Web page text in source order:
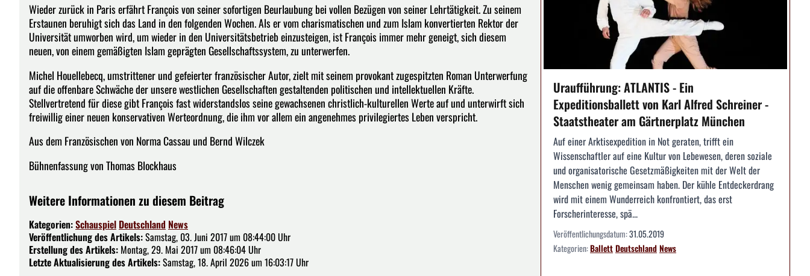
Wieder zurück in Paris erfährt François von seiner sofortigen Beurlaubung bei vollen Bezügen von seiner Lehrtätigkeit. Zu seinem
Erstaunen beruhigt sich das Land in den folgenden Wochen. Als er vom charismatischen und zum Islam konvertierten Rektor der
Universität umworben wird, um wieder in den Universitätsbetrieb einzusteigen, ist François immer mehr geneigt, sich diesem
neuen, von einem gemäßigten Islam geprägten Gesellschaftssystem, zu unterwerfen.
Michel Houellebecq, umstrittener und gefeierter französischer Autor, zielt mit seinem provokant zugespitzten Roman Unterwerfung
auf die offenbare Schwäche der unsere westlichen Gesellschaften gestaltenden politischen und intellektuellen Kräfte.
Stellvertretend für diese gibt François fast widerstandslos seine gewachsenen christlich-kulturellen Werte auf und unterwirft sich
freiwillig einer neuen konservativen Werteordnung, die ihm vor allem ein angenehmes privilegiertes Leben verspricht.
Aus dem Französischen von Norma Cassau und Bernd Wilczek
Bühnenfassung von Thomas Blockhaus
Weitere Informationen zu diesem Beitrag
Kategorien:Schauspiel Deutschland News
Veröffentlichung des Artikels:Samstag, 03. Juni 2017 um 08:44:00 Uhr
Erstellung des Artikels: Montag, 29. Mai 2017 um 08:46:04 Uhr
Letzte Aktualisierung des Artikels:Samstag, 18. April 2026 um 16:03:17 Uhr
Uraufführung: ATLANTIS - Ein
Expeditionsballett von Karl Alfred Schreiner -
Staatstheater am Gärtnerplatz München
Auf einer Arktisexpedition in Not geraten, trifft ein
Wissenschaftler auf eine Kultur von Lebewesen, deren soziale
und organisatorische Gesetzmäßigkeiten mit der Welt der
Menschen wenig gemeinsam haben. Der kühle Entdeckerdrang
wird mit einem Wunderreich konfrontiert, das erst
Forscherinteresse, spä...
Veröffentlichungsdatum:31.05.2019
Kategorien:BallettDeutschlandNews